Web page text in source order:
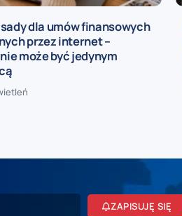
dla umów finansowych
przez internet –
może być jedynym
ZAPISUJĘ SIĘ